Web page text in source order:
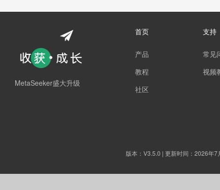
MetaSeeker盛大升级
首页
产品
教程
社区
支持
常见
视频
版本： V3.5.0 | 更新时间：2026年